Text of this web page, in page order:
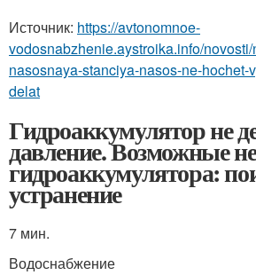
Источник: https://avtonomnoe-
vodosnabzhenie.aystroika.info/
nasosnaya-stanciya-nasos-ne-hochet-
delat
Гидроаккумулятор не
давление. Возможные
гидроаккумулятора:
устранение
7 мин.
Водоснабжение